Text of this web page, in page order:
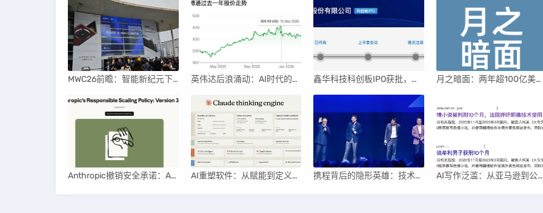
MWC26前瞻：智能新纪元下的科技盛宴 英伟达后浪涌动：AI时代的新王者与隐忧 鑫华科技科创板IPO获批，领跑国内半导体材料市场 月之暗面：两年超100亿美元估值，K2.5引领AI新纪元
Anthropic撤销安全承诺：AI竞赛中的伦理与商业博弈 AI重塑软件：从赋能到定义新生产关系 携程背后的隐形英雄：技术奠基人顾备春 AI写作泛滥：从亚马逊到公共图书馆的“赛博泔水”